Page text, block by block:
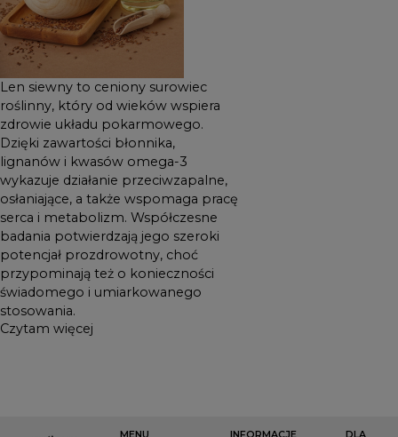
Len siewny to ceniony surowiec
roślinny, który od wieków wspiera
zdrowie układu pokarmowego.
Dzięki zawartości błonnika,
lignanów i kwasów omega-3
wykazuje działanie przeciwzapalne,
osłaniające, a także wspomaga pracę
serca i metabolizm. Współczesne
badania potwierdzają jego szeroki
potencjał prozdrowotny, choć
przypominają też o konieczności
świadomego i umiarkowanego
stosowania.
Czytam więcej